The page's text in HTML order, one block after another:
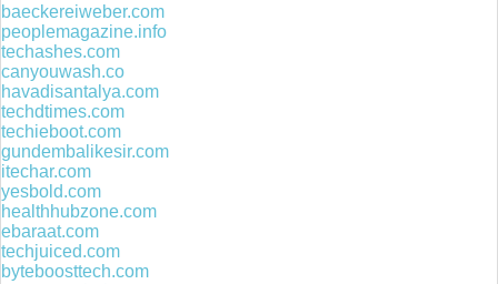
baeckereiweber.com
peoplemagazine.info
techashes.com
canyouwash.co
havadisantalya.com
techdtimes.com
techieboot.com
gundembalikesir.com
itechar.com
yesbold.com
healthhubzone.com
ebaraat.com
techjuiced.com
byteboosttech.com